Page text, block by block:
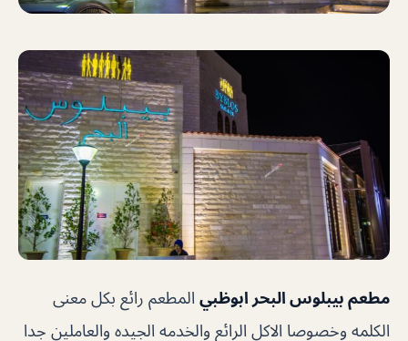
مطعم بيبلوس البحر ابوظبي المطعم رائع بكل معنى
الكلمه وخصوصا الاكل الرائع والخدمه الجيده والعاملين جدا